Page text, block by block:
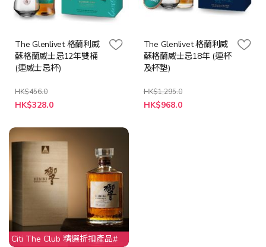
The Glenlivet 格蘭利威
蘇格蘭威士忌12年雙桶
(連威士忌杯)
HK$456.0
特
殊
格
HK$328.0
The Glenlivet 格蘭利威
蘇格蘭威士忌18年 (連杯
及杯墊)
HK$1,295.0
特
殊
HK$968.0
Citi The Club 精選折扣產品#